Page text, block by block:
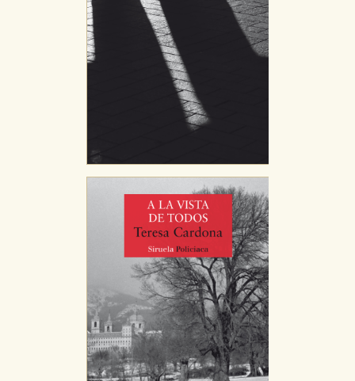
CONFIGURACIÓN DE COOKIES
HABILITAR TODO RECHAZAR TODO
Cookies necesarias
Estas cookies son necesarias para que nuestro sitio
web funcione y no es posible deshabilitarlas desde
nuestro sistema. Es posible hacerlo desde el
navegador, pero en ese caso es posible que algunas
áreas de nuestra web dejen de funcionar
correctamente.